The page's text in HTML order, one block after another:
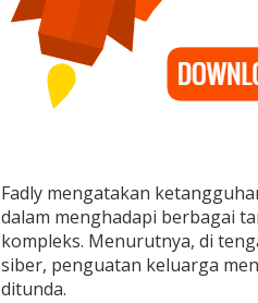
h
r
g
a
J
a
Fadly mengatakan
dalam menghadapi berbagai
kompleks. Menurutnya, di
siber, penguatan keluarga
ditunda.